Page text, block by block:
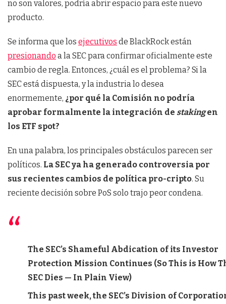
no son valores, podría abrir espacio para este nuevo
producto.
Se informa que los ejecutivos de BlackRock están
presionando a la SEC para confirmar oficialmente este
cambio de regla. Entonces, ¿cuál es el problema? Si la
SEC está dispuesta, y la industria lo desea
enormemente, ¿por qué la Comisión no podría
aprobar formalmente la integración de stakingen
los ETF spot?
En una palabra, los principales obstáculos parecen ser
políticos. La SEC ya ha generado controversia por
sus recientes cambios de política pro-cripto. Su
reciente decisión sobre PoS solo trajo peor condena.
The SEC’s Shameful Abdication of its Investor
Protection Mission Continues (So This is How
SEC Dies — In Plain View)
This past week, the SEC’s Division of